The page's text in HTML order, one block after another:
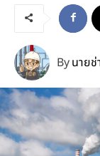
Byนายช่